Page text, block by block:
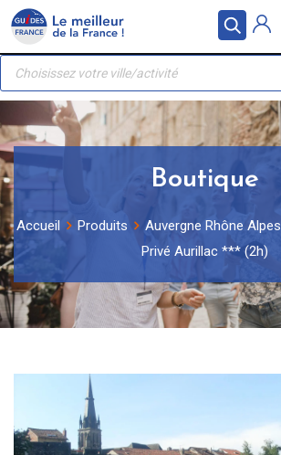
Panneau de gestion des cookies
Skip
content
Recherche
produits
Boutique
Accueil Produits Auvergne Rhône Alpes
Privé Aurillac *** (2h)